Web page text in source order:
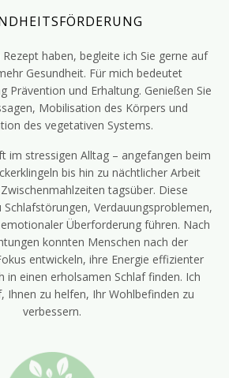
haben, begleite ich Sie gerne auf
Gesundheit. Für mich bedeutet
Prävention und Erhaltung. Genießen Sie
Mobilisation des Körpers und
des vegetativen Systems.
im stressigen Alltag – angefangen beim
bis hin zu nächtlicher Arbeit
tagsüber. Diese
Schlafstörungen, Verdauungsproblemen,
Überforderung führen. Nach
konnten Menschen nach der
entwickeln, ihre Energie effizienter
in einen erholsamen Schlaf finden. Ich
Ihnen zu helfen, Ihr Wohlbefinden zu
verbessern.